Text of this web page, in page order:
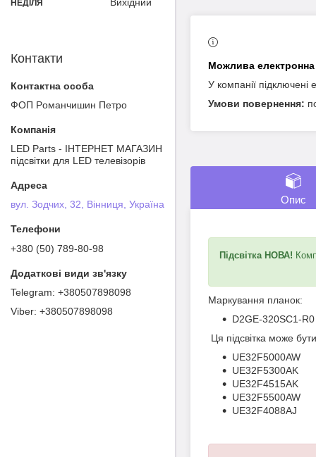
У компанії
Опис
Підсвітка НОВА!
Маркування планок:
D2GE-320SC1-
Ця підсвітка може
UE32F5000AW
UE32F5300AK
UE32F4515AK
UE32F5500AW
UE32F4088AJ
НЕДІЛЯ
Контакти
ФОП Poмaнчишин Пeтрo
LED Parts - ІНТЕРНЕТ МАГАЗИН
підсвітки для LED телевізорів
вул. Зодчих, 32, Вінниця, Україна
+380 (50) 789-80-98
+380507898098
+380507898098